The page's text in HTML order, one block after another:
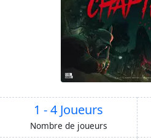
1 - 4 Joueurs
Nombre de joueurs